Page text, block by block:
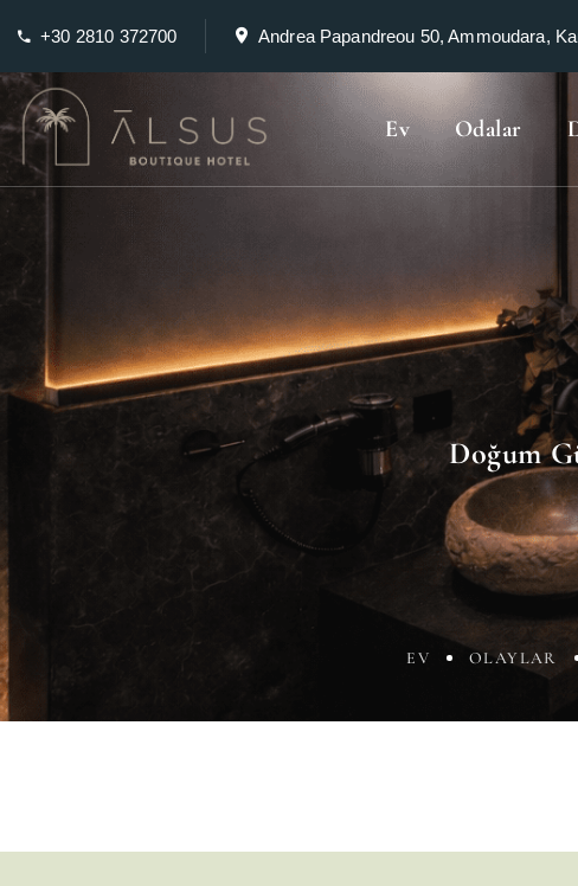
+30 2810 372700 Andrea Papandreou 50, Ammoudara,
Ev Odalar
Doğum
EV OLAYLAR